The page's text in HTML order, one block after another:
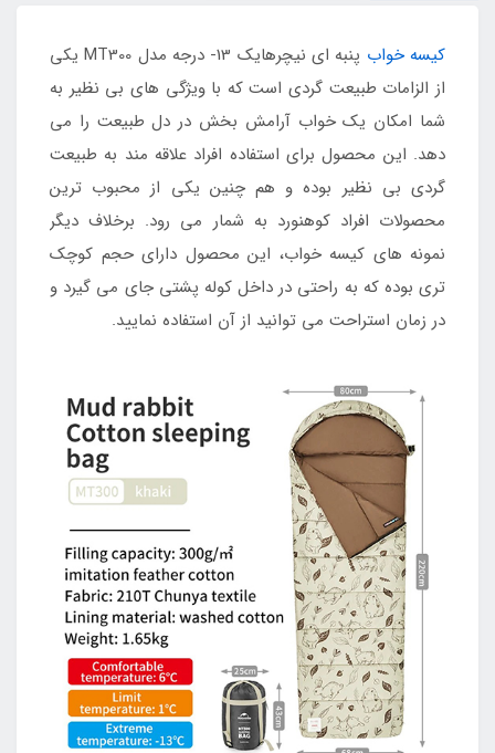
کیسه خواب
پنبه ای نیچرهایک 13- درجه مدل MT300 یکی
از الزامات طبیعت گردی است که با ویژگی های بی نظیر به
شما امکان یک خواب آرامش بخش در دل طبیعت را می
دهد. این محصول برای استفاده افراد علاقه مند به طبیعت
گردی بی نظیر بوده و هم چنین یکی از محبوب ترین
محصولات افراد کوهنورد به شمار می رود. برخلاف دیگر
نمونه های کیسه خواب، این محصول دارای حجم کوچک
تری بوده که به راحتی در داخل کوله پشتی جای می گیرد و
در زمان استراحت می توانید از آن استفاده نمایید.